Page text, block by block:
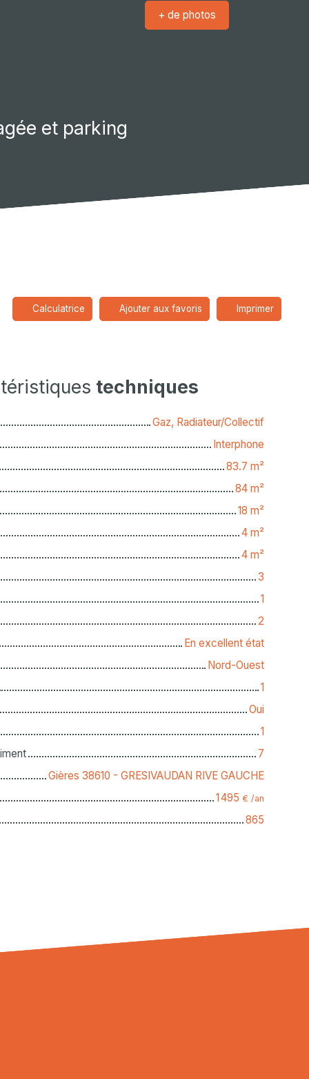
+ de photos
et parking
Calculatrice Ajouter aux favoris Imprimer
techniques
Gaz, Radiateur/Collectif
Interphone
83.7 m²
84 m²
18 m²
4 m²
4 m²
3
1
2
En excellent état
Nord-Ouest
1
Oui
1
7
Gières 38610 - GRESIVAUDAN RIVE GAUCHE
1 495 € /an
865